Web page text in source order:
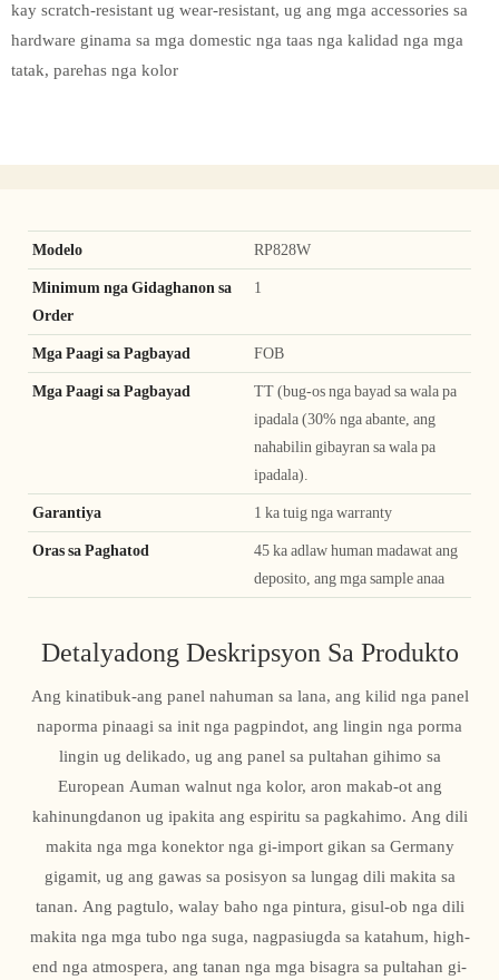
kay scratch-resistant ug wear-resistant, ug ang mga accessories sa
hardware ginama sa mga domestic nga taas nga kalidad nga mga
tatak, parehas nga kolor
Modelo RP828W
Minimum nga Gidaghanon sa
Order
1
Mga Paagi sa Pagbayad FOB
Mga Paagi sa Pagbayad
TT (bug-os nga bayad sa wala pa
ipadala (30% nga abante, ang
nahabilin gibayran sa wala pa
ipadala).
Garantiya 1 ka tuig nga warranty
Oras sa Paghatod
45 ka adlaw human madawat ang
deposito, ang mga sample anaa
Detalyadong Deskripsyon Sa Produkto
Ang kinatibuk-ang panel nahuman sa lana, ang kilid nga panel
naporma pinaagi sa init nga pagpindot, ang lingin nga porma
lingin ug delikado, ug ang panel sa pultahan gihimo sa
European Auman walnut nga kolor, aron makab-ot ang
kahinungdanon ug ipakita ang espiritu sa pagkahimo. Ang dili
makita nga mga konektor nga gi-import gikan sa Germany
gigamit, ug ang gawas sa posisyon sa lungag dili makita sa
tanan. Ang pagtulo, walay baho nga pintura, gisul-ob nga dili
makita nga mga tubo nga suga, nagpasiugda sa katahum, high-
end nga atmospera, ang tanan nga mga bisagra sa pultahan gi-